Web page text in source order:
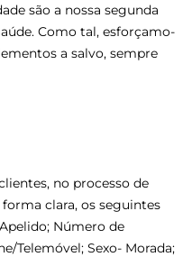
são a nossa segunda
Como tal, esforçamo-
a salvo, sempre
no processo de
clara, os seguintes
Número de
Telemóvel; Sexo- Morada;